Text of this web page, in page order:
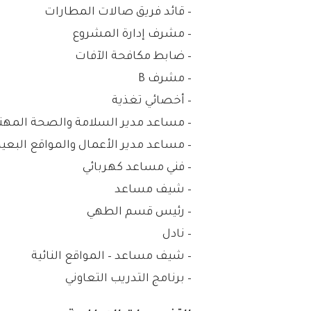
– قائد فريق صالات المطارات
– مشرف إدارة المشروع
– ضابط مكافحة الآفات
– مشرف B
– أخصائي تغذية
– مساعد مدير السلامة والصحة
– مساعد مدير الأعمال والمواقع
– فني مساعد كهربائي
– شيف مساعد
– رئيس قسم الطهي
– نادل
– شيف مساعد – المواقع النائية
– برنامج التدريب التعاوني